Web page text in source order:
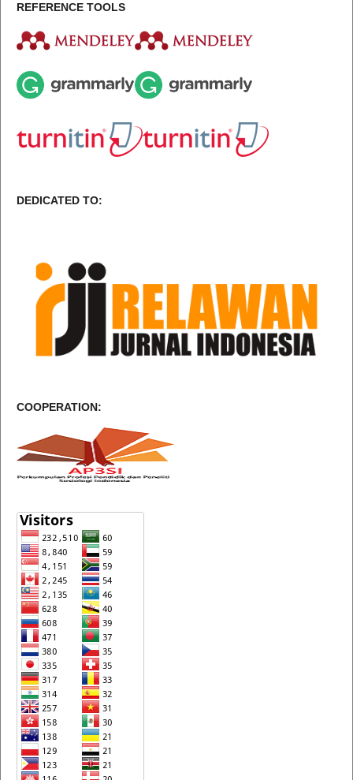
REFERENCE TOOLS
DEDICATED TO:
COOPERATION: